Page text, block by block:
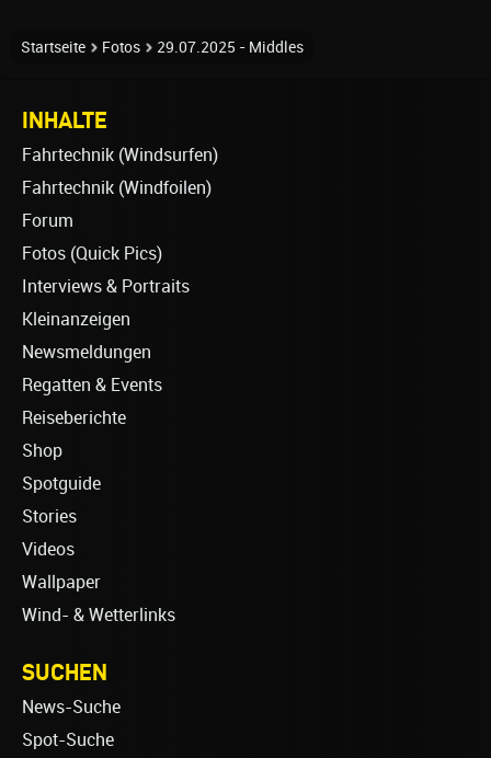
Startseite Fotos 29.07.2025 - Middles
INHALTE
Fahrtechnik (Windsurfen)
Fahrtechnik (Windfoilen)
Forum
Fotos (Quick Pics)
Interviews & Portraits
Kleinanzeigen
Newsmeldungen
Regatten & Events
Reiseberichte
Shop
Spotguide
Stories
Videos
Wallpaper
Wind- & Wetterlinks
SUCHEN
News-Suche
Spot-Suche